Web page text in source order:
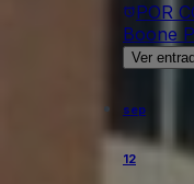
POR
Boone
Ver
sep
12